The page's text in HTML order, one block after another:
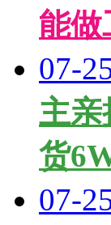
能做
07-
主亲
货
07-